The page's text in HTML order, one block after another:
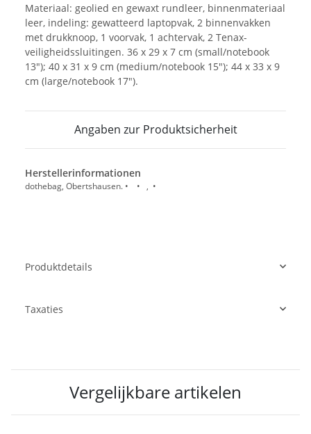
Materiaal: geolied en gewaxt rundleer, binnenmateriaal
leer, indeling: gewatteerd laptopvak, 2 binnenvakken
met drukknoop, 1 voorvak, 1 achtervak, 2 Tenax-
veiligheidssluitingen. 36 x 29 x 7 cm (small/notebook
13"); 40 x 31 x 9 cm (medium/notebook 15"); 44 x 33 x 9
cm (large/notebook 17").
Angaben zur Produktsicherheit
Herstellerinformationen
dothebag, Obertshausen. • • , •
Produktdetails
Taxaties
Vergelijkbare artikelen